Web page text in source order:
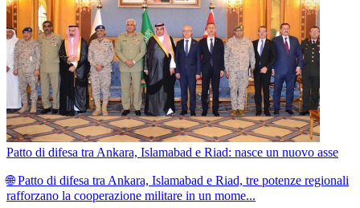
Patto di difesa tra Ankara, Islamabad e Riad: nasce un nuovo asse
🌐 Patto di difesa tra Ankara, Islamabad e Riad, tre potenze regionali
rafforzano la cooperazione militare in un mome...